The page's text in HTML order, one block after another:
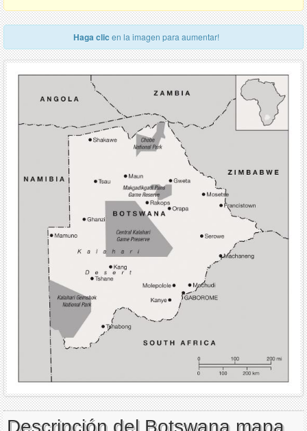
Haga clic en la imagen para aumentar!
Descripción del Botswana mapa